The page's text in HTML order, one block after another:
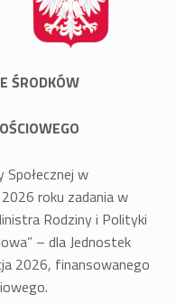
ŚRODKÓW
w
roku zadania w
Rodziny i Polityki
– dla Jednostek
2026, finansowanego